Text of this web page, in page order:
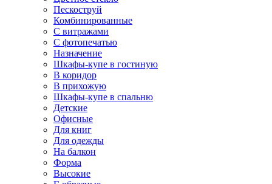
Пескоструй
Комбинированные
С витражами
С фотопечатью
Назначение
Шкафы-купе в гостиную
В коридор
В прихожую
Шкафы-купе в спальню
Детские
Офисные
Для книг
Для одежды
На балкон
Форма
Высокие